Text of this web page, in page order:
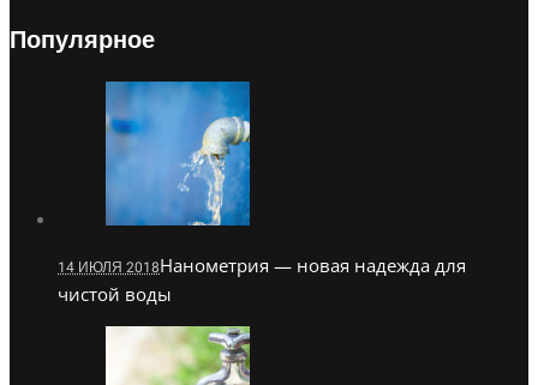
Популярное
14 ИЮЛЯ 2018Нанометрия — новая надежда для
чистой воды